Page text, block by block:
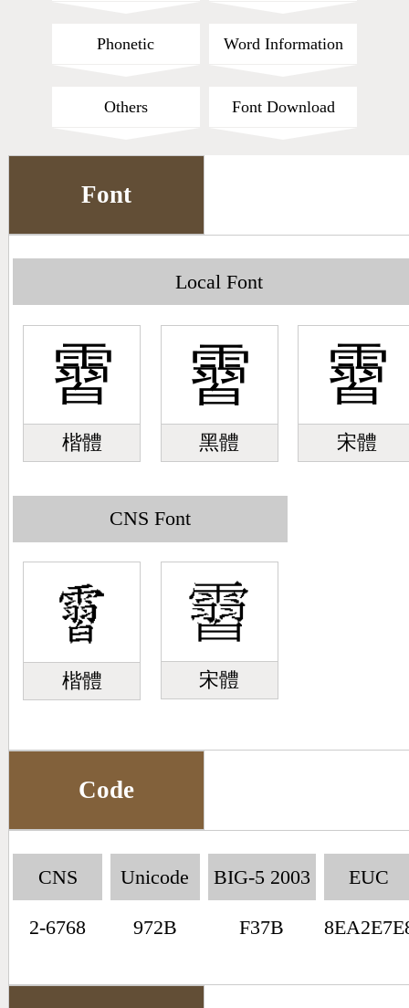
CNS Query
Pinyin Word Index
Phonetic Word Information
Others Font Download
Font
Local Font
霫
楷體
霫
黑體
霫
宋體
CNS Font
楷體 宋體
Code
CNS
2-6768
Unicode
972B
BIG-5 2003
F37B
EUC